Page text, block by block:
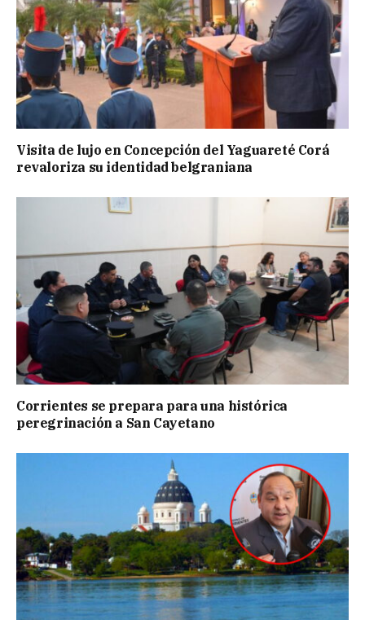
Visita de lujo en Concepción del Yaguareté Corá
revaloriza su identidad belgraniana
Corrientes se prepara para una histórica
peregrinación a San Cayetano